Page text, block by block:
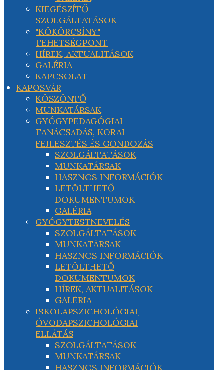
KIEGÉSZÍTŐ
SZOLGÁLTATÁSOK
"KÖKÖRCSÍNY"
TEHETSÉGPONT
HÍREK, AKTUALITÁSOK
GALÉRIA
KAPCSOLAT
KAPOSVÁR
KÖSZÖNTŐ
MUNKATÁRSAK
GYÓGYPEDAGÓGIAI
TANÁCSADÁS, KORAI
FEJLESZTÉS ÉS GONDOZÁS
SZOLGÁLTATÁSOK
MUNKATÁRSAK
HASZNOS INFORMÁCIÓK
LETÖLTHETŐ
DOKUMENTUMOK
GALÉRIA
GYÓGYTESTNEVELÉS
SZOLGÁLTATÁSOK
MUNKATÁRSAK
HASZNOS INFORMÁCIÓK
LETÖLTHETŐ
DOKUMENTUMOK
HÍREK, AKTUALITÁSOK
GALÉRIA
ISKOLAPSZICHOLÓGIAI,
ÓVODAPSZICHOLÓGIAI
ELLÁTÁS
SZOLGÁLTATÁSOK
MUNKATÁRSAK
HASZNOS INFORMÁCIÓK